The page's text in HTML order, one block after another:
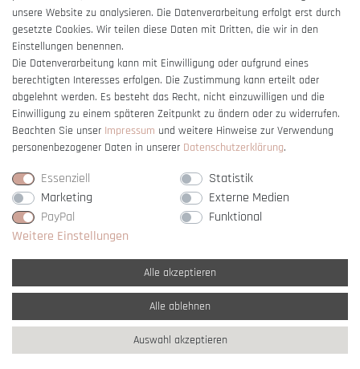
Vertrag widerrufen
* Alle Preise verstehen sich inkl. gesetzl. MwSt. undzzgl. Versandkosten
** Nur innerhalb Deutschlands© copyright 2007-2026 Schmuck Krone / Alle
Rechte vorbehalten / powered bycreateyourtemplate
unsere Website zu analysieren. Die Datenverarbeitung erfolgt erst durch
gesetzte Cookies. Wir teilen diese Daten mit Dritten, die wir in den
Einstellungen benennen.
Die Datenverarbeitung kann mit Einwilligung oder aufgrund eines
berechtigten Interesses erfolgen. Die Zustimmung kann erteilt oder
abgelehnt werden. Es besteht das Recht, nicht einzuwilligen und die
Einwilligung zu einem späteren Zeitpunkt zu ändern oder zu widerrufen.
Beachten Sie unser Impressum und weitere Hinweise zur Verwendung
personenbezogener Daten in unserer Daten­schutz­erklärung.
Essenziell
Statistik
Marketing
Externe Medien
PayPal
Funktional
Weitere Einstellungen
Alle akzeptieren
Alle ablehnen
Auswahl akzeptieren